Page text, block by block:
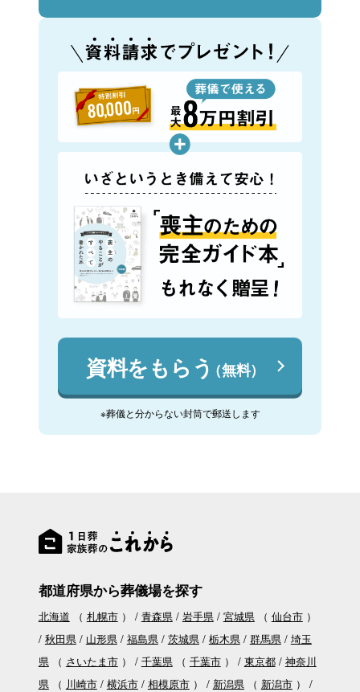
資料をもらう（無料）
※葬儀と分からない封筒で郵送します
都道府県から葬儀場を探す
北海道 （ 札幌市） 青森県 岩手県 宮城県（ 仙台市）
秋田県
山形県 福島県 茨城県 栃木県 群馬県
埼玉
県（ さいたま市） 千葉県（ 千葉市） 東京都
神奈川
県（ 川崎市 横浜市 相模原市） 新潟県（ 新潟市）